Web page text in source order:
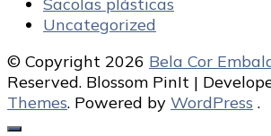
Sacolas plásticas
Uncategorized
© Copyright 2026 Bela Cor
Reserved. Blossom PinIt |
Themes. Powered by WordPress .